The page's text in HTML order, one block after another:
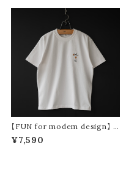
【FUN for modem design】 b
eer & gyoza ojisan tee -us
a cotton- (white)
¥7,590